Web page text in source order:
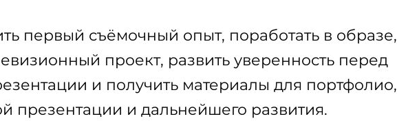
первый съёмочный опыт, поработать в образе,
проект, развить уверенность перед
и получить материалы для портфолио,
презентации и дальнейшего развития.